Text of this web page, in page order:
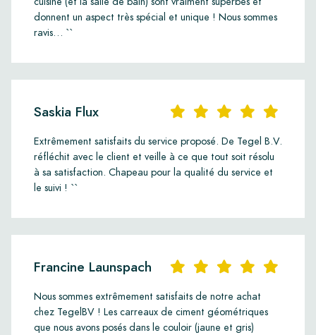
donnent un aspect très spécial et unique ! Nous sommes
ravis… ``
Saskia Flux
Extrêmement satisfaits du service proposé. De Tegel B.V.
réfléchit avec le client et veille à ce que tout soit résolu
à sa satisfaction. Chapeau pour la qualité du service et
le suivi ! ``
Francine Launspach
Nous sommes extrêmement satisfaits de notre achat
chez TegelBV ! Les carreaux de ciment géométriques
que nous avons posés dans le couloir (jaune et gris)